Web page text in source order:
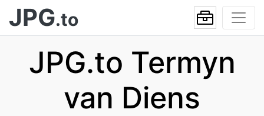
JPG.to
JPG.to Termyn
van Diens